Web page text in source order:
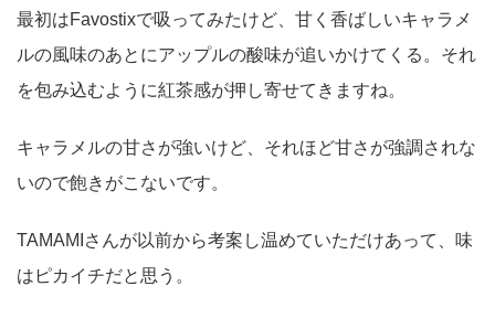
最初はFavostixで吸ってみたけど、甘く香ばしいキャラメ
ルの風味のあとにアップルの酸味が追いかけてくる。それ
を包み込むように紅茶感が押し寄せてきますね。
キャラメルの甘さが強いけど、それほど甘さが強調されな
いので飽きがこないです。
TAMAMIさんが以前から考案し温めていただけあって、味
はピカイチだと思う。